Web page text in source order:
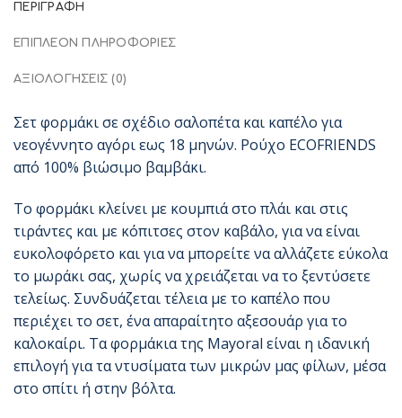
ΠΕΡΙΓΡΑΦΉ
ΕΠΙΠΛΈΟΝ ΠΛΗΡΟΦΟΡΊΕΣ
ΑΞΙΟΛΟΓΉΣΕΙΣ (0)
Σετ φορμάκι σε σχέδιο σαλοπέτα και καπέλο για
νεογέννητο αγόρι εως 18 μηνών. Ρούχο ECOFRIENDS
από 100% βιώσιμο βαμβάκι.
Το φορμάκι κλείνει με κουμπιά στο πλάι και στις
τιράντες και με κόπιτσες στον καβάλο, για να είναι
ευκολοφόρετο και για να μπορείτε να αλλάζετε εύκολα
το μωράκι σας, χωρίς να χρειάζεται να το ξεντύσετε
τελείως. Συνδυάζεται τέλεια με το καπέλο που
περιέχει το σετ, ένα απαραίτητο αξεσουάρ για το
καλοκαίρι. Τα φορμάκια της Mayoral είναι η ιδανική
επιλογή για τα ντυσίματα των μικρών μας φίλων, μέσα
στο σπίτι ή στην βόλτα.